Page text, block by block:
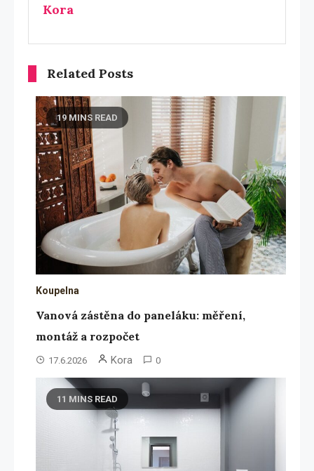
Kora
Related Posts
19 MINS READ
Koupelna
Vanová zástěna do paneláku: měření,
montáž a rozpočet
17.6.2026 Kora 0
11 MINS READ